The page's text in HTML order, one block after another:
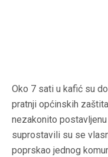
Oko 7 sati u kafić su
pratnji općinskih
nezakonito
suprostavili su se
poprskao jednog